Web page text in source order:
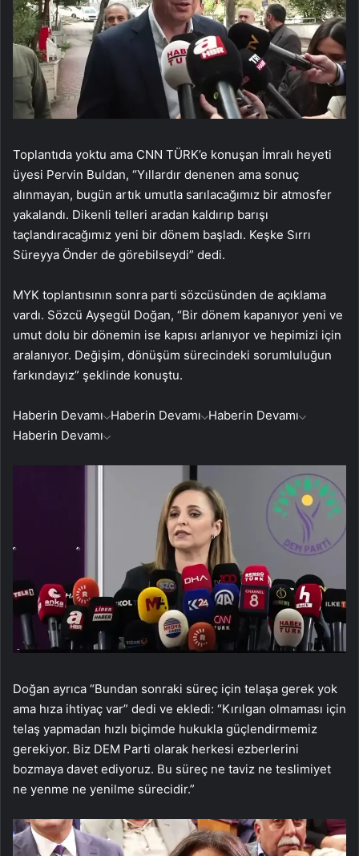
Toplantıda yoktu ama CNN TÜRK’e konuşan İmralı heyeti
üyesi Pervin Buldan, “Yıllardır denenen ama sonuç
alınmayan, bugün artık umutla sarılacağımız bir atmosfer
yakalandı. Dikenli telleri aradan kaldırıp barışı
taçlandıracağımız yeni bir dönem başladı. Keşke Sırrı
Süreyya Önder de görebilseydi” dedi.
MYK toplantısının sonra parti sözcüsünden de açıklama
vardı. Sözcü Ayşegül Doğan, “Bir dönem kapanıyor yeni ve
umut dolu bir dönemin ise kapısı arlanıyor ve hepimizi için
aralanıyor. Değişim, dönüşüm sürecindeki sorumluluğun
farkındayız” şeklinde konuştu.
Haberin Devamı Haberin Devamı Haberin Devamı
Haberin Devamı
Doğan ayrıca “Bundan sonraki süreç için telaşa gerek yok
ama hıza ihtiyaç var” dedi ve ekledi: “Kırılgan olmaması için
telaş yapmadan hızlı biçimde hukukla güçlendirmemiz
gerekiyor. Biz DEM Parti olarak herkesi ezberlerini
bozmaya davet ediyoruz. Bu süreç ne taviz ne teslimiyet
ne yenme ne yenilme sürecidir.”